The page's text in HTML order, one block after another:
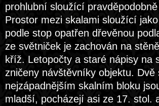
prohlubní sloužící
Prostor mezi skalami sloužící
podle stop opatřen dřevěnou
ze světniček je zachován na
kříž. Letopočty a staré nápisy na
zničeny návštěvníky objektu. Dvě
nejzápadnějším skalním bloku
mladší, pocházejí asi ze 17. stol.